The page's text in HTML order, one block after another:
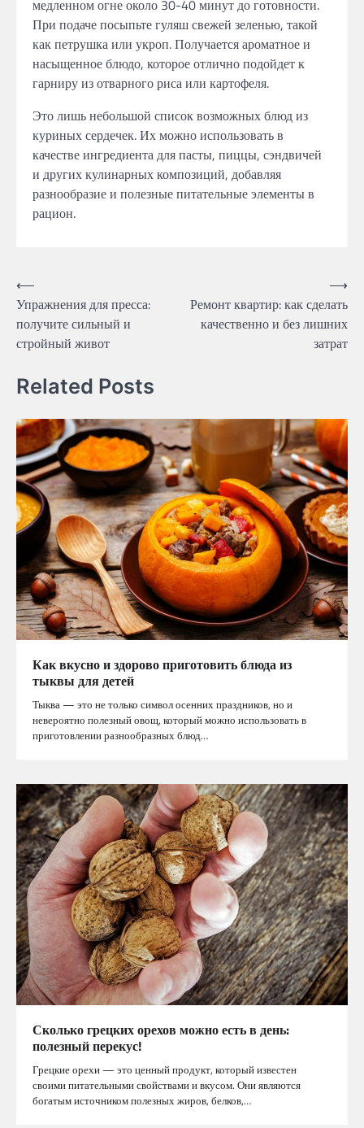
медленном огне около 30-40 минут до готовности.
При подаче посыпьте гуляш свежей зеленью, такой
как петрушка или укроп. Получается ароматное и
насыщенное блюдо, которое отлично подойдет к
гарниру из отварного риса или картофеля.
Это лишь небольшой список возможных блюд из
куриных сердечек. Их можно использовать в
качестве ингредиента для пасты, пиццы, сэндвичей
и других кулинарных композиций, добавляя
разнообразие и полезные питательные элементы в
рацион.
Навигация
по
записям
⟵
Упражнения для пресса:
получите сильный и
стройный живот
Ремонт квартир: как сделать
качественно и без лишних
затрат
⟶
Related Posts
Как вкусно и здорово приготовить блюда из
тыквы для детей
Тыква — это не только символ осенних праздников, но и
невероятно полезный овощ, который можно использовать в
приготовлении разнообразных блюд…
Сколько грецких орехов можно есть в день:
полезный перекус!
Грецкие орехи — это ценный продукт, который известен
своими питательными свойствами и вкусом. Они являются
богатым источником полезных жиров, белков,…